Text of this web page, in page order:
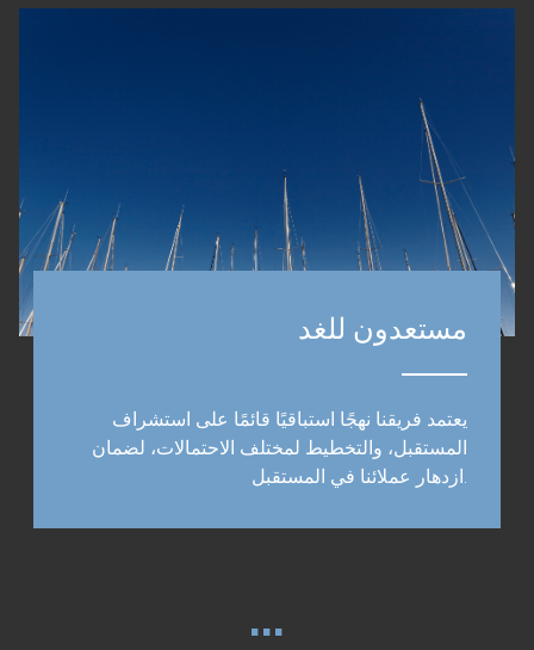
مستعدون للغد
يعتمد فريقنا نهجًا استباقيًا قائمًا على استشراف
المستقبل، والتخطيط لمختلف الاحتمالات، لضمان